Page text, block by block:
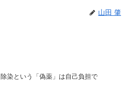
山田 肇
除染という「偽薬」は自己負担で